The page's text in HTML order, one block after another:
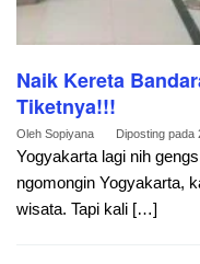
Naik Kereta
Tiketnya!!!
Oleh Sopiyana Diposting pada
Yogyakarta lagi nih
ngomongin Yogyakarta,
wisata. Tapi kali […]